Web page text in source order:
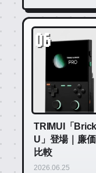
06
TRIMUI「
U」登場｜廉
比較
2026.06.25